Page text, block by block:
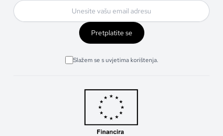
Pretplatite se
Slažem se s uvjetima korištenja.